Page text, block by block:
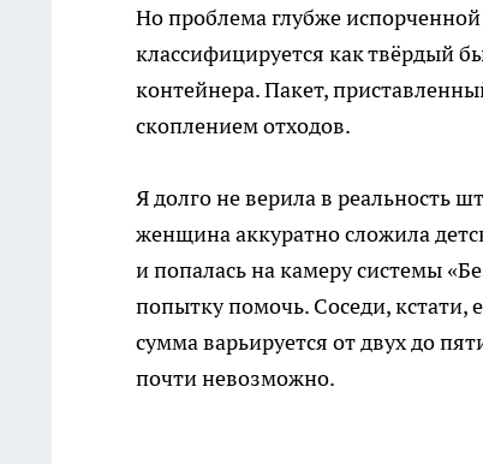
Но проблема глубже
классифицируется как твёрдый
контейнера. Пакет,
скоплением отходов.
Я долго не верила в реальность
женщина аккуратно сложила
и попалась на камеру системы
попытку помочь. Соседи, кстати,
сумма варьируется от двух до
почти невозможно.